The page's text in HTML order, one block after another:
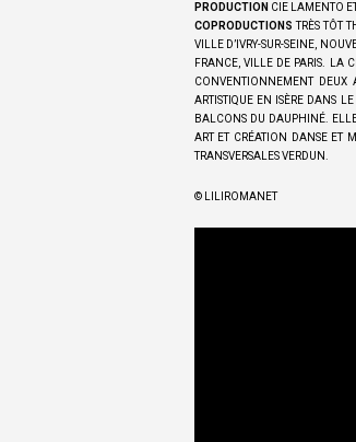
PRODUCTION CIE LAMENTO
COPRODUCTIONS TRÈS TÔT
VILLE D’IVRY-SUR-SEINE,
FRANCE, VILLE DE PARIS. LA
CONVENTIONNEMENT DEUX
ARTISTIQUE EN ISÈRE DANS
BALCONS DU DAUPHINÉ.
ART ET CRÉATION DANSE ET
TRANSVERSALES VERDUN.
© LILIROMANET